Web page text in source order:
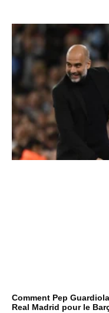
Comment Pep
Real Madrid pour le